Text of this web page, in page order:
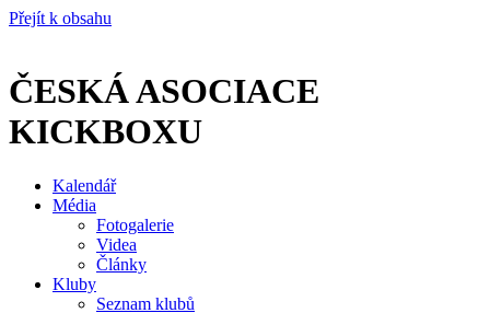
Přejít k obsahu
ČESKÁ ASOCIACE
KICKBOXU
Kalendář
Média
Fotogalerie
Videa
Články
Kluby
Seznam klubů